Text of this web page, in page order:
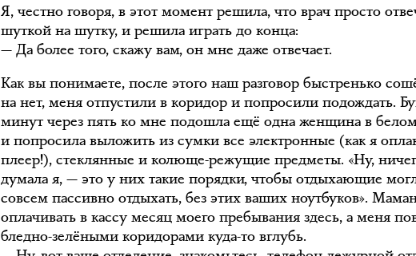
Я, честно говоря, в этот момент решила, что врач просто
шуткой на шутку, и решила играть до конца:
— Да более того, скажу вам, он мне даже отвечает.
Как вы понимаете, после этого наш разговор быстренько
на нет, меня отпустили в коридор и попросили подождать.
минут через пять ко мне подошла ещё одна женщина в
и попросила выложить из сумки все электронные (как я
плеер!), стеклянные и колюще-режущие предметы. «Ну,
думала я, — это у них такие порядки, чтобы отдыхающие
совсем пассивно отдыхать, без этих ваших ноутбуков».
оплачивать в кассу месяц моего пребывания здесь, а меня
бледно-зелёными коридорами куда-то вглубь.